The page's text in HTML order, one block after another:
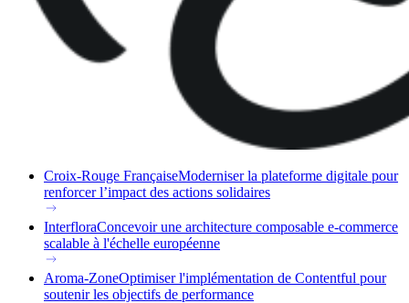
Croix-Rouge FrançaiseModerniser la plateforme digitale pour
renforcer l’impact des actions solidaires
InterfloraConcevoir une architecture composable e-commerce
scalable à l'échelle européenne
Aroma-ZoneOptimiser l'implémentation de Contentful pour
soutenir les objectifs de performance